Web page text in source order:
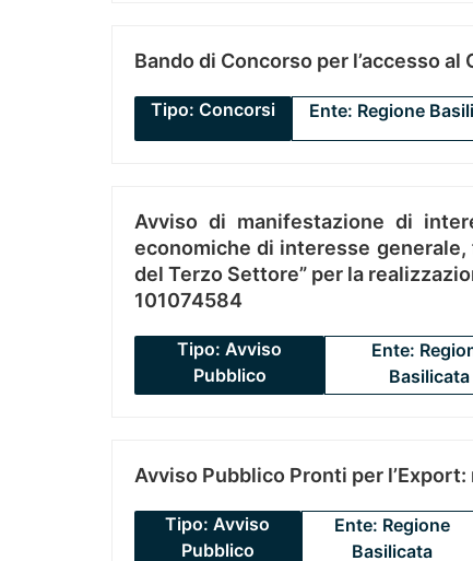
Bando di Concorso per l’accesso
Tipo: Concorsi Ente: Regione
Avviso di manifestazione di
economiche di interesse generale,
del Terzo Settore” per la
101074584
Tipo: Avviso
Pubblico
Ente:
Basilicata
Avviso Pubblico Pronti per
Tipo: Avviso
Pubblico
Ente: Regione
Basilicata